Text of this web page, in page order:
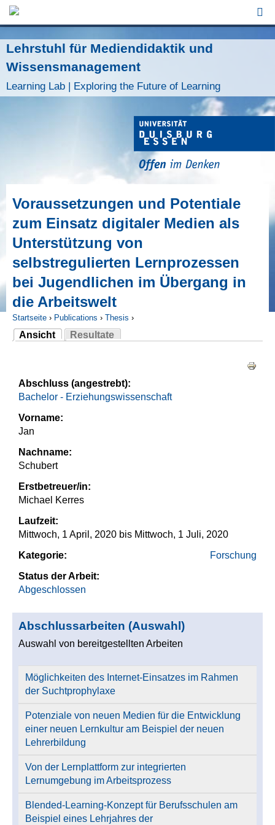
Lehrstuhl für Mediendidaktik und
Wissensmanagement
Learning Lab | Exploring the Future of Learning
Voraussetzungen und Potentiale
zum Einsatz digitaler Medien als
Unterstützung von
selbstregulierten Lernprozessen
bei Jugendlichen im Übergang in
die Arbeitswelt
Sie sind hier
Startseite › Publications › Thesis ›
Ansicht
(aktiver Reiter)
Resultate
Abschluss (angestrebt):
Bachelor - Erziehungswissenschaft
Vorname:
Jan
Nachname:
Schubert
Erstbetreuer/in:
Michael Kerres
Laufzeit:
Mittwoch, 1 April, 2020 bis Mittwoch, 1 Juli, 2020
Kategorie:
Forschung
Status der Arbeit:
Abgeschlossen
Abschlussarbeiten (Auswahl)
Auswahl von bereitgestellten Arbeiten
Möglichkeiten des Internet-Einsatzes im Rahmen
der Suchtprophylaxe
Potenziale von neuen Medien für die Entwicklung
einer neuen Lernkultur am Beispiel der neuen
Lehrerbildung
Von der Lernplattform zur integrierten
Lernumgebung im Arbeitsprozess
Blended-Learning-Konzept für Berufsschulen am
Beispiel eines Lehrjahres der